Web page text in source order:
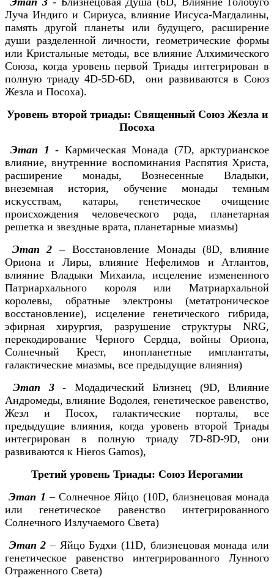
Луча Индиго и Сириуса, влияние Иисуса-Магдалины,
память другой планеты или будущего, расширение
души разделенной личности, геометрические формы
или Кристальные методы, все влияние Алхимического
Союза, когда уровень первой Триады интегрирован в
полную триаду 4D-5D-6D, они развиваются в Союз
Жезла и Посоха).
Уровень второй триады: Священный Союз Жезла и
Посоха
Этап 1 - Кармическая Монада (7D, арктурианское
влияние, внутренние воспоминания Распятия Христа,
расширение монады, Вознесенные Владыки,
внеземная история, обучение монады темным
искусствам, катары, генетическое очищение
происхождения человеческого рода, планетарная
решетка и звездные врата, планетарные миазмы)
Этап 2 – Восстановление Монады (8D, влияние
Ориона и Лиры, влияние Нефелимов и Атлантов,
влияние Владыки Михаила, исцеление измененного
Патриархального короля или Матриархальной
королевы, обратные электроны (метатроническое
восстановление), исцеление генетического гибрида,
эфирная хирургия, разрушение структуры NRG,
перекодирование Черного Сердца, войны Ориона,
Солнечный Крест, инопланетные имплантаты,
галактические миазмы, все предыдущие влияния)
Этап 3- Модадический Близнец (9D, Влияние
Андромеды, влияние Водолея, генетическое равенство,
Жезл и Посох, галактические порталы, все
предыдущие влияния, когда уровень второй Триады
интегрирован в полную триаду 7D-8D-9D, они
развиваются к Hieros Gamos),
Третий уровень Триады: Союз Иерогамии
Этап 1 – Солнечное Яйцо (10D, близнецовая монада
или генетическое равенство интегрированного
Солнечного Излучаемого Света)
Этап 2 – Яйцо Будхи (11D, близнецовая монада или
генетическое равенство интегрированного Лунного
Отраженного Света)